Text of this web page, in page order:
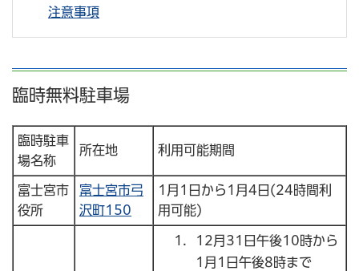
注意事項
臨時無料駐車場
臨時駐車
場名称
所在地 利用可能期間
富士宮市
役所
富士宮市弓
沢町150
1月1日から1月4日(24時間利
用可能)
12月31日午後10時から
1月1日午後8時まで